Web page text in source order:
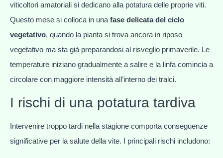
viticoltori amatoriali si dedicano alla potatura delle proprie viti.
Questo mese si colloca in unafase delicata del ciclo
vegetativo, quando la pianta si trova ancora in riposo
vegetativo ma sta già preparandosi al risveglio primaverile. Le
temperature iniziano gradualmente a salire e la linfa comincia a
circolare con maggiore intensità all’interno dei tralci.
I rischi di una potatura tardiva
Intervenire troppo tardi nella stagione comporta conseguenze
significative per la salute della vite. I principali rischi includono: